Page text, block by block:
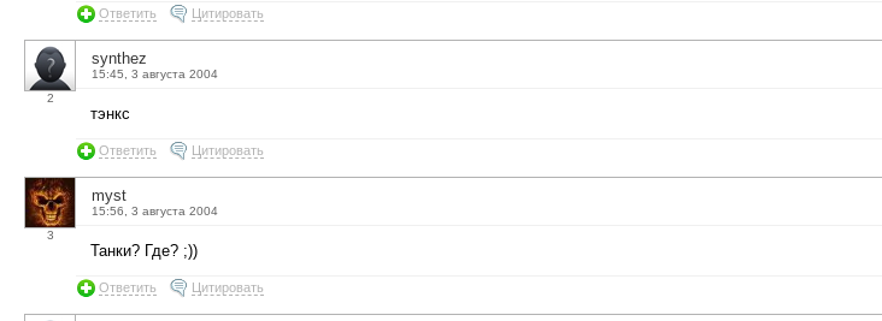
Ответить Цитировать
2
synthez
15:45, 3 августа 2004
тэнкс
Ответить Цитировать
3
myst
15:56, 3 августа 2004
Танки? Где? ;))
Ответить Цитировать